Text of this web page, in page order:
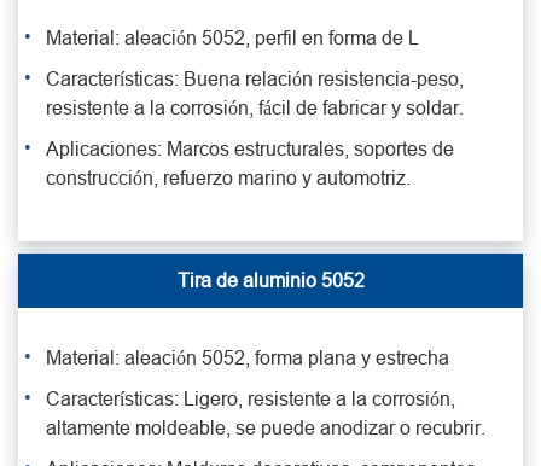
Material: aleación 5052, perfil en forma de L
Características: Buena relación resistencia-peso,
resistente a la corrosión, fácil de fabricar y soldar.
Aplicaciones: Marcos estructurales, soportes de
construcción, refuerzo marino y automotriz.
Tira de aluminio 5052
Material: aleación 5052, forma plana y estrecha
Características: Ligero, resistente a la corrosión,
altamente moldeable, se puede anodizar o recubrir.